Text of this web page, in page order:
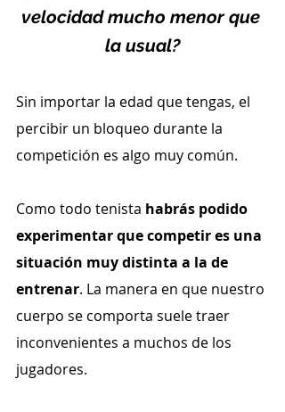
velocidad mucho menor que
la usual?
Sin importar la edad que tengas, el
percibir un bloqueo durante la
competición es algo muy común.
Como todo tenista habrás podido
experimentar que competir es una
situación muy distinta a la de
entrenar. La manera en que nuestro
cuerpo se comporta suele traer
inconvenientes a muchos de los
jugadores.